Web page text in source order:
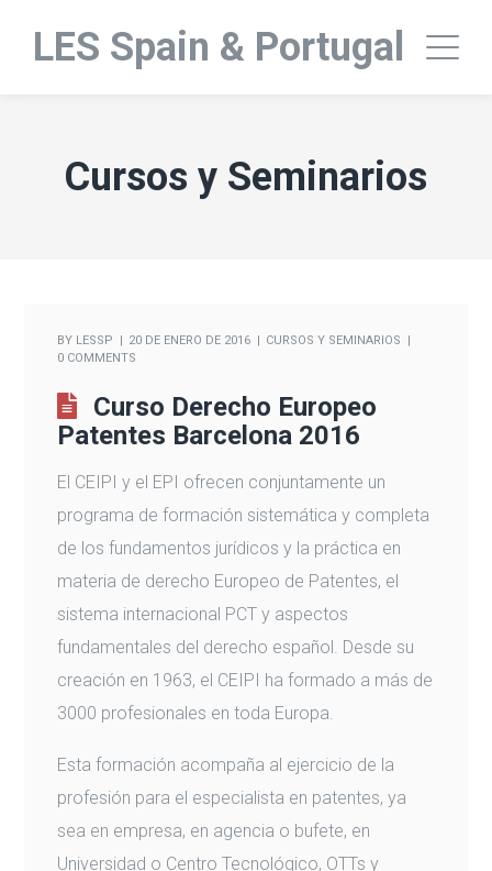
LES Spain & Portugal
Cursos y Seminarios
BY LESSP 20 DE ENERO DE 2016
CURSOS Y SEMINARIOS
0 COMMENTS
Curso Derecho Europeo
Patentes Barcelona 2016
El CEIPI y el EPI ofrecen conjuntamente un
programa de formación sistemática y completa
de los fundamentos jurídicos y la práctica en
materia de derecho Europeo de Patentes, el
sistema internacional PCT y aspectos
fundamentales del derecho español. Desde su
creación en 1963, el CEIPI ha formado a más de
3000 profesionales en toda Europa.
Esta formación acompaña al ejercicio de la
profesión para el especialista en patentes, ya
sea en empresa, en agencia o bufete, en
Universidad o Centro Tecnológico, OTTs y